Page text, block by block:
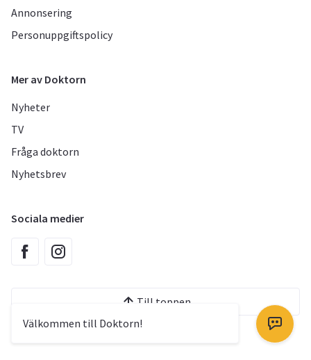
Välkommen till Doktorn!
Annonsering
Personuppgiftspolicy
Mer av Doktorn
Nyheter
TV
Fråga doktorn
Nyhetsbrev
Sociala medier
Till toppen